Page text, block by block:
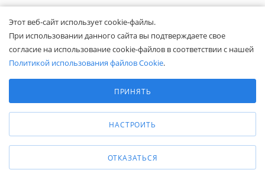
Общество с ограниченной ответственностью «Белапекс», ИНН
9724044802
информация носит исключительно информационный характер и не
Этот веб-сайт использует cookie-файлы.
При использовании данного сайта вы подтверждаете свое
согласие на использование cookie-файлов в соответствии с нашей
Политикой использования файлов Cookie.
Аналитические/Функциональные
ПРИНЯТЬ
НАСТРОИТЬ
ОТКАЗАТЬСЯ